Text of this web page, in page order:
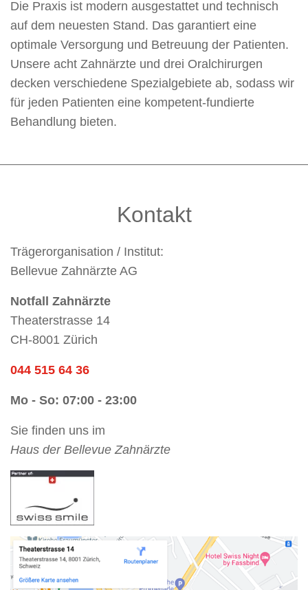
Die Praxis ist modern ausgestattet und technisch
auf dem neuesten Stand. Das garantiert eine
optimale Versorgung und Betreuung der Patienten.
Unsere acht Zahnärzte und drei Oralchirurgen
decken verschiedene Spezialgebiete ab, sodass wir
für jeden Patienten eine kompetent-fundierte
Behandlung bieten.
Kontakt
Trägerorganisation / Institut:
Bellevue Zahnärzte AG
Notfall Zahnärzte
Theaterstrasse 14
CH-8001 Zürich
044 515 64 36
Mo - So: 07:00 - 23:00
Sie finden uns im
Haus der Bellevue Zahnärzte